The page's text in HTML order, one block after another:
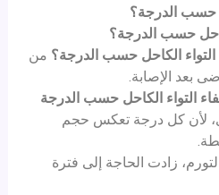
حسب الدرجة؟
حسب الدرجة؟
الكاحل حسب الدرجة؟ من
بعد الإصابة.
التواء الكاحل حسب الدرجة
لأن كل درجة تعكس حجم
زادت الحاجة إلى فترة